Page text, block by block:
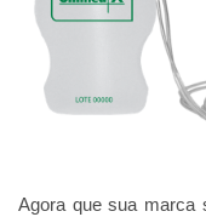
Agora que sua marca